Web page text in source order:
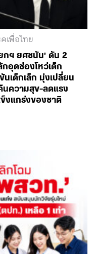
เพื่อไทย
กฯ ยศชนัน’ ดัน 2
กอุดช่องโหว่เด็ก
เด็กเล็ก มุ่งเปลี่ยน
คืนความสุข-ลดแรง
งแกร่งของชาติ